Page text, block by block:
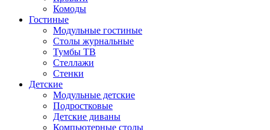
Комоды
Гостиные
Модульные гостиные
Столы журнальные
Тумбы ТВ
Стеллажи
Стенки
Детские
Модульные детские
Подростковые
Детские диваны
Компьютерные столы